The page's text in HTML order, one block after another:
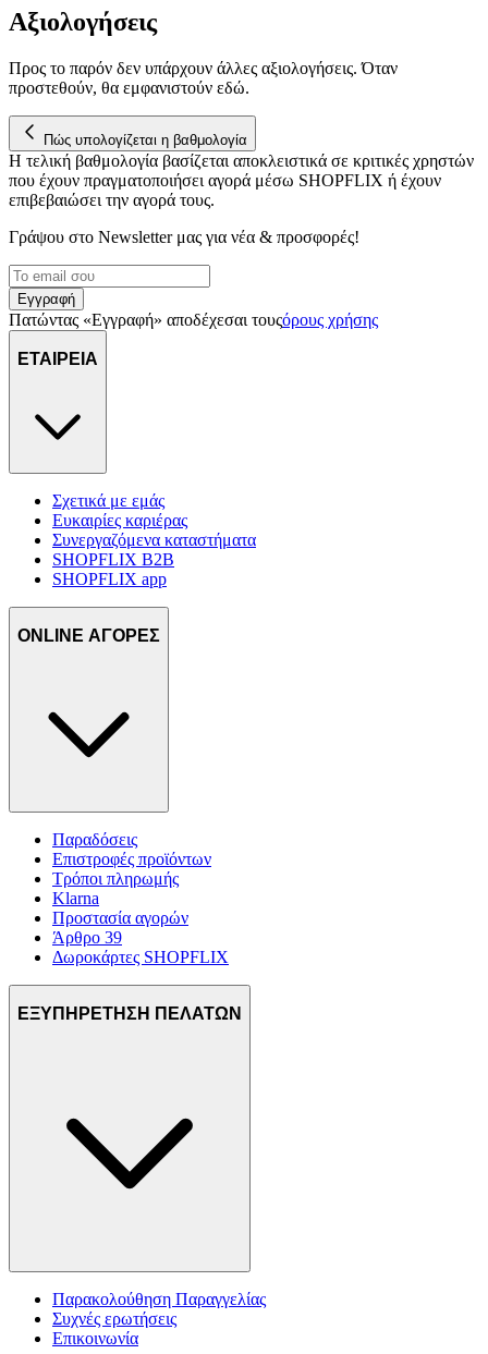
Αξιολογήσεις
Προς το παρόν δεν υπάρχουν άλλες αξιολογήσεις. Όταν
προστεθούν, θα εμφανιστούν εδώ.
Πώς υπολογίζεται η βαθμολογία
Η τελική βαθμολογία βασίζεται αποκλειστικά σε κριτικές χρηστών
που έχουν πραγματοποιήσει αγορά μέσω SHOPFLIX ή έχουν
επιβεβαιώσει την αγορά τους.
Γράψου στο Νewsletter μας για νέα & προσφορές!
Εγγραφή
Πατώντας «Εγγραφή» αποδέχεσαι τουςόρους χρήσης
ΕΤΑΙΡΕΙΑ
Σχετικά με εμάς
Ευκαιρίες καριέρας
Συνεργαζόμενα καταστήματα
SHOPFLIX B2B
SHOPFLIX app
ONLINE ΑΓΟΡΕΣ
Παραδόσεις
Επιστροφές προϊόντων
Τρόποι πληρωμής
Klarna
Προστασία αγορών
Άρθρο 39
Δωροκάρτες SHOPFLIX
ΕΞΥΠΗΡΕΤΗΣΗ ΠΕΛΑΤΩΝ
Παρακολούθηση Παραγγελίας
Συχνές ερωτήσεις
Επικοινωνία